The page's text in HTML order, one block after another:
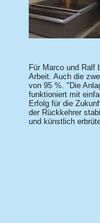
Für Marco und Ralf
Arbeit. Auch die
von 95 %. "Die
funktioniert mit
Erfolg für die
der Rückkehrer
und künstlich